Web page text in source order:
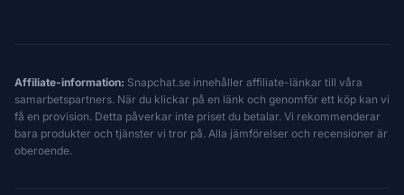
Affiliate-information: Snapchat.se innehåller affiliate-länkar till våra
samarbetspartners. När du klickar på en länk och genomför ett köp kan vi
få en provision. Detta påverkar inte priset du betalar. Vi rekommenderar
bara produkter och tjänster vi tror på. Alla jämförelser och recensioner är
oberoende.